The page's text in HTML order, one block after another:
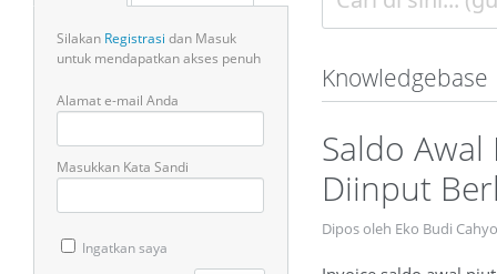
Silakan Registrasi dan Masuk
untuk mendapatkan akses penuh
Alamat e-mail Anda
Masukkan Kata Sandi
Ingatkan saya
Knowledgebase
Saldo
Diinput
Dipos oleh Eko Budi